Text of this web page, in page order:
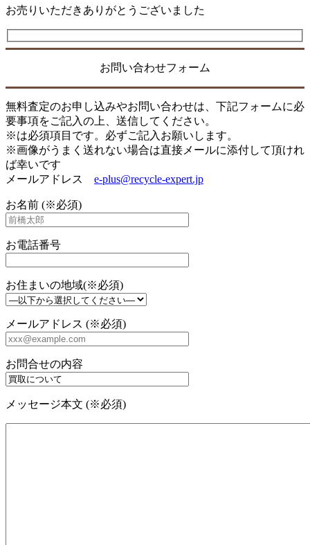
お売りいただきありがとうございました
お問い合わせフォーム
無料査定のお申し込みやお問い合わせは、下記フォームに必
要事項をご記入の上、送信してください。
※は必須項目です。必ずご記入お願いします。
※画像がうまく送れない場合は直接メールに添付して頂けれ
ば幸いです
メールアドレス e-plus@recycle-expert.jp
お名前 (※必須)
お電話番号
お住まいの地域(※必須)
メールアドレス (※必須)
お問合せの内容
メッセージ本文 (※必須)